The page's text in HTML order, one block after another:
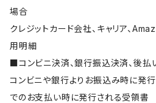
場合
クレジットカード会社、キャリア、
用明細
■コンビニ決済、銀行振込決済、後払
コンビニや銀行よりお振込み時に発
でのお支払い時に発行される受領書